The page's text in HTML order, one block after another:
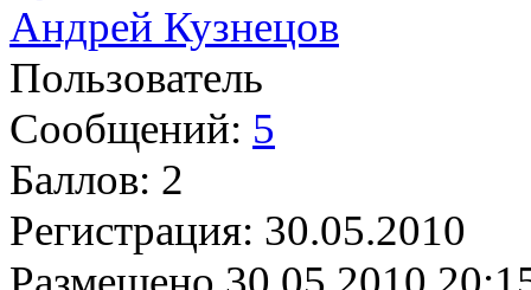
Андрей Кузнецов
Пользователь
Сообщений: 5
Баллов: 2
Регистрация: 30.05.2010